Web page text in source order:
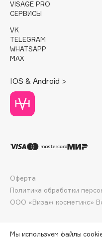
Davines
Dessange
Dior
Divage
Dolomit
Dorco
DP Daily Perfection
Dr.Althea
DSD de Luxe
Dyson
VISAGE PRO
СЕРВИСЫ
VK
TELEGRAM
WHATSAPP
MAX
IOS & Android >
ООО «Визаж косметикс»
Оферта
Политика обработки
Мы используем файлы